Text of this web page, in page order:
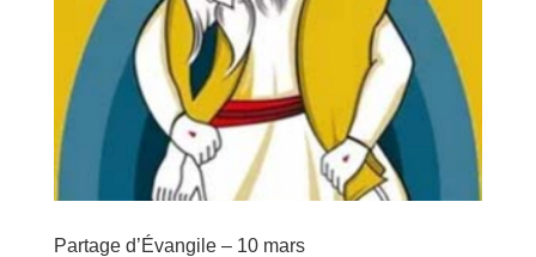
Partage d’Évangile – 10 mars